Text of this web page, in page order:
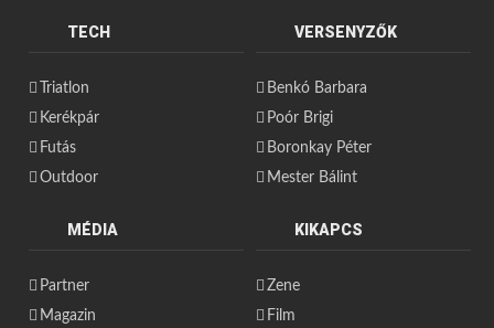
TECH
Triatlon
Kerékpár
Futás
Outdoor
VERSENYZŐK
Benkó Barbara
Poór Brigi
Boronkay Péter
Mester Bálint
MÉDIA
Partner
Magazin
KIKAPCS
Zene
Film